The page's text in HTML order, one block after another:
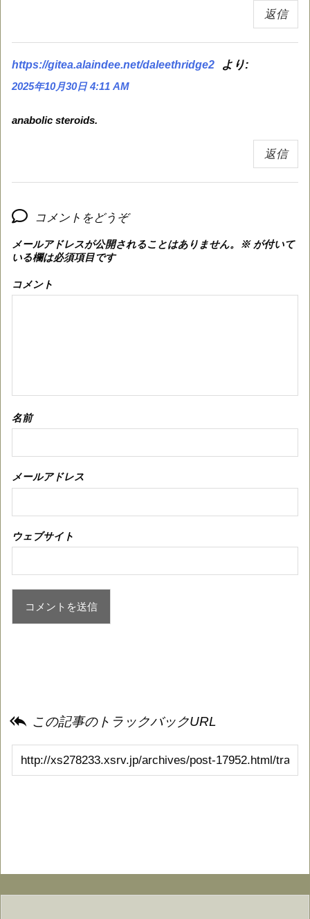
返信
https://gitea.alaindee.net/daleethridge2 より:
2025年10月30日 4:11 AM
anabolic steroids.
返信
コメントをどうぞ
メールアドレスが公開されることはありません。 ※が付いて
いる欄は必須項目です
コメント
名前
メールアドレス
ウェブサイト
 この記事のトラックバックURL